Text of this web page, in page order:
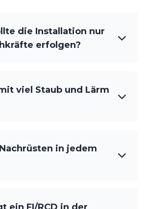
die Installation nur
erfolgen?
viel Staub und Lärm
in jedem